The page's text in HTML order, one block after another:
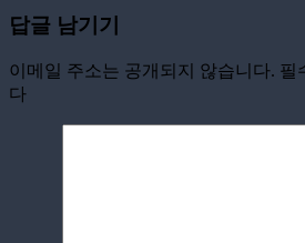
답글 남기기
이메일 주소는 공개되지 않습니다. 필
다